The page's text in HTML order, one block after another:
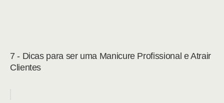
7 - Dicas para ser uma Manicure Profissional e Atrair
Clientes